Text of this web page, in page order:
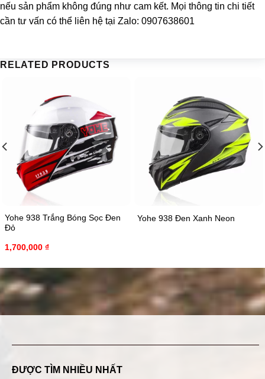
nếu sản phẩm không đúng như cam kết. Mọi thông tin chi tiết
cần tư vấn có thể liên hệ tại Zalo: 0907638601
RELATED PRODUCTS
Yohe 938 Trắng Bóng Sọc Đen
Đỏ
1,700,000 ₫
Yohe 938 Đen Xanh Neon
ĐƯỢC TÌM NHIỀU NHẤT